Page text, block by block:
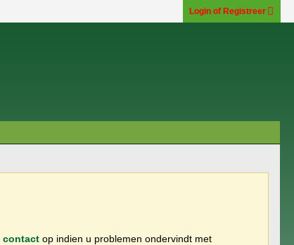
Login of Registreer
contact op indien u problemen ondervindt met